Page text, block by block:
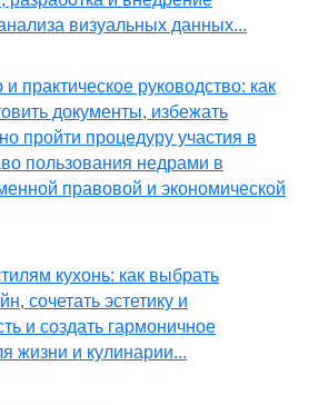
визуальных данных...
и практическое руководство: как
документы, избежать
пройти процедуру участия в
пользования недрами в
правовой и экономической
кухонь: как выбрать
сочетать эстетику и
и создать гармоничное
жизни и кулинарии...